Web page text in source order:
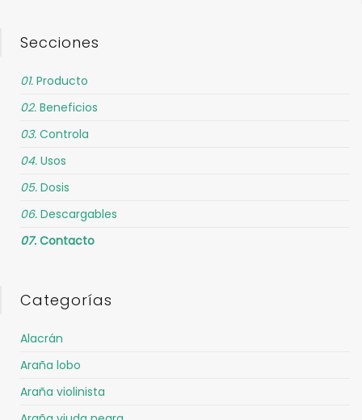
Secciones
01. Producto
02. Beneficios
03. Controla
04. Usos
05. Dosis
06. Descargables
07. Contacto
Categorías
Alacrán
Araña lobo
Araña violinista